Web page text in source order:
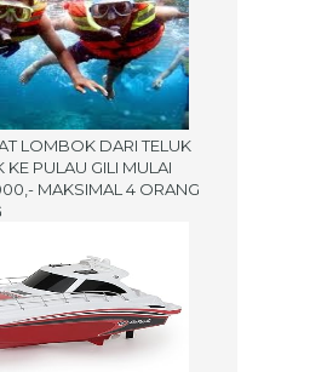
LOMBOK DARI TELUK
KE PULAU GILI MULAI
MAKSIMAL 4 ORANG